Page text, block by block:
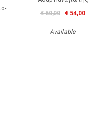
€ 60,00
€ 54,00
Available